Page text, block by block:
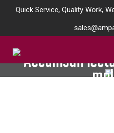
Quick Service, Quality Work,
Accumsan